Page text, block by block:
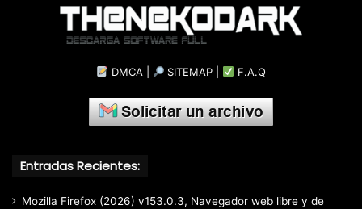
DMCA SITEMAP F.A.Q
Entradas Recientes:
Mozilla Firefox (2026) v153.0.3, Navegador web libre y de